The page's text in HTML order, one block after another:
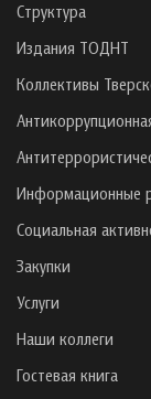
Структура
Издания ТОДНТ
Коллективы
Информационные
Социальная
Закупки
Услуги
Наши коллеги
Гостевая книга